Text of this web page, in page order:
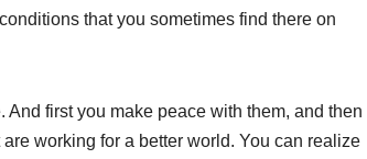
that you sometimes find there on
first you make peace with them, and then
working for a better world. You can realize